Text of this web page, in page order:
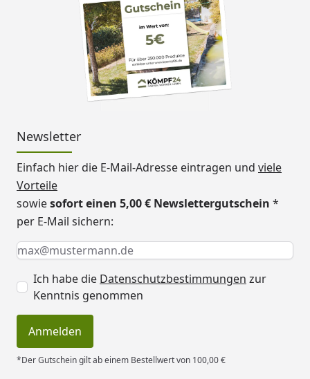
Newsletter
Einfach hier die E-Mail-Adresse eintragen und viele
Vorteile
sowiesofort einen 5,00 € Newslettergutschein *
per E-Mail sichern:
Keine Eingabe erforderlich
Eingabe erforderlich
E-Mail *
Ich habe die Datenschutzbestimmungen zur
Kenntnis genommen
Anmelden
*Der Gutschein gilt ab einem Bestellwert von 100,00 €